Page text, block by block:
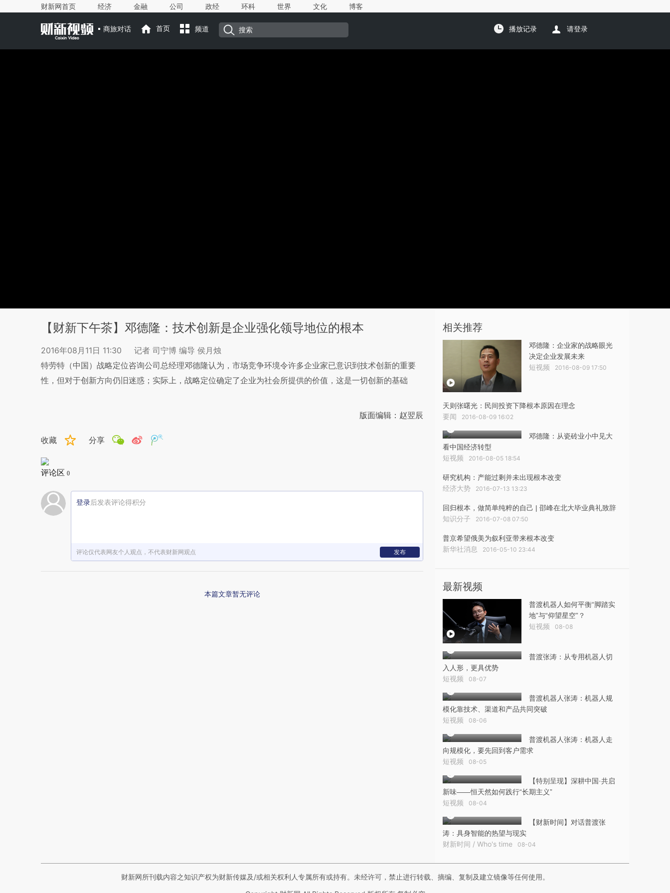
财新网首页 经济 金融 公司 政经 环科 世界 文化 博客
商旅对话 首页 频道 播放记录 请登录
【财新下午茶】邓德隆：技术创新是企业强化领导地位的根本
2016年08月11日 11:30
记者 司宁博 编导 侯月烛
特劳特（中国）战略定位咨询公司总经理邓德隆认为，市场竞争环境令许多企业家已意识到技术创新的重要
性，但对于创新方向仍旧迷惑；实际上，战略定位确定了企业为社会所提供的价值，这是一切创新的基础
版面编辑：赵翌辰
收藏 分享
评论区 0
登录后发表评论得积分
评论仅代表网友个人观点，不代表财新网观点 发布
本篇文章暂无评论
相关推荐
邓德隆：企业家的战略眼光
决定企业发展未来
短视频 2016-08-09 17:50
天则张曙光：民间投资下降根本原因在理念
要闻 2016-08-09 16:02
邓德隆：从瓷砖业小中见大
看中国经济转型
短视频 2016-08-05 18:54
研究机构：产能过剩并未出现根本改变
经济大势 2016-07-13 13:23
回归根本，做简单纯粹的自己 | 邵峰在北大毕业典礼致辞
知识分子 2016-07-08 07:50
普京希望俄美为叙利亚带来根本改变
新华社消息 2016-05-10 23:44
最新视频
普渡机器人如何平衡“脚踏实
地”与“仰望星空”？
短视频 08-08
普渡张涛：从专用机器人切
入人形，更具优势
短视频 08-07
普渡机器人张涛：机器人规
模化靠技术、渠道和产品共同突破
短视频 08-06
普渡机器人张涛：机器人走
向规模化，要先回到客户需求
短视频 08-05
【特别呈现】深耕中国·共启
新味——恒天然如何践行“长期主义”
短视频 08-04
【财新时间】对话普渡张
涛：具身智能的热望与现实
财新时间 / Who's time 08-04
财新网所刊载内容之知识产权为财新传媒及/或相关权利人专属所有或持有。未经许可，禁止进行转载、摘编、复制及建立镜像等任何使用。